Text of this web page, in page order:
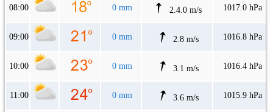
08:00 0 mm 2.4.0 m/s 1017.0 hPa
09:00 0 mm 2.8 m/s 1016.8 hPa
10:00 0 mm 3.1 m/s 1016.4 hPa
11:00 0 mm 3.6 m/s 1015.9 hPa